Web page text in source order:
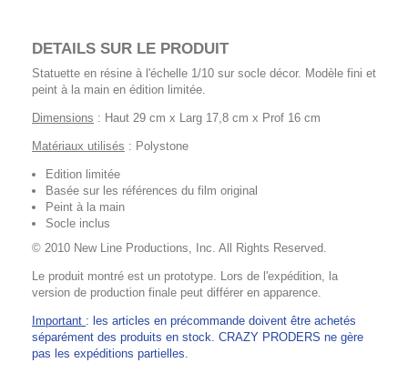
DETAILS SUR LE PRODUIT
Statuette en résine à l'échelle 1/10 sur socle décor. Modèle fini et
peint à la main en édition limitée.
Dimensions : Haut 29 cm x Larg 17,8 cm x Prof 16 cm
Matériaux utilisés : Polystone
Edition limitée
Basée sur les références du film original
Peint à la main
Socle inclus
© 2010 New Line Productions, Inc. All Rights Reserved.
Le produit montré est un prototype. Lors de l'expédition, la
version de production finale peut différer en apparence.
Important : les articles en précommande doivent être achetés
séparément des produits en stock. CRAZY PRODERS ne gère
pas les expéditions partielles.